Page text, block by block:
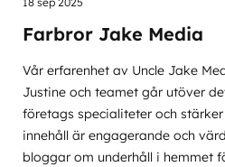
Farbror Jake Media
Vår erfarenhet av Uncle Jake
Justine och teamet går utöver
företags specialiteter och
innehåll är engagerande och
bloggar om underhåll i hemmet